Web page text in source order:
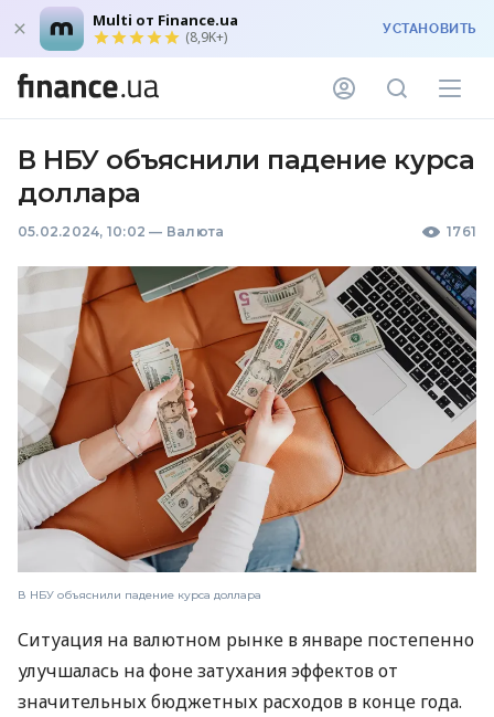
Multi от Finance.ua
(8,9K+) УСТАНОВИТЬ
В НБУ объяснили падение курса
доллара
05.02.2024, 10:02 — Валюта 1761
В НБУ объяснили падение курса доллара
Ситуация на валютном рынке в январе постепенно
улучшалась на фоне затухания эффектов от
значительных бюджетных расходов в конце года.